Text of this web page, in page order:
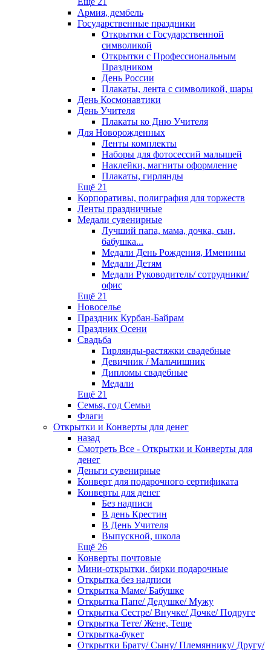
Армия, дембель
Государственные праздники
Открытки с Государственной
символикой
Открытки с Профессиональным
Праздником
День России
Плакаты, лента с символикой, шары
День Космонавтики
День Учителя
Плакаты ко Дню Учителя
Для Новорожденных
Ленты комплекты
Наборы для фотосессий малышей
Наклейки, магниты оформление
Плакаты, гирлянды
Ещё 21
Корпоративы, полиграфия для торжеств
Ленты праздничные
Медали сувенирные
Лучший папа, мама, дочка, сын,
бабушка...
Медали День Рождения, Именины
Медали Детям
Медали Руководитель/ сотрудники/
офис
Ещё 21
Новоселье
Праздник Курбан-Байрам
Праздник Осени
Свадьба
Гирлянды-растяжки свадебные
Девичник / Мальчишник
Дипломы свадебные
Медали
Ещё 21
Семья, год Семьи
Флаги
Открытки и Конверты для денег
назад
Смотреть Все - Открытки и Конверты для
денег
Деньги сувенирные
Конверт для подарочного сертификата
Конверты для денег
Без надписи
В день Крестин
В День Учителя
Выпускной, школа
Ещё 26
Конверты почтовые
Мини-открытки, бирки подарочные
Открытка без надписи
Открытка Маме/ Бабушке
Открытка Папе/ Дедушке/ Мужу
Открытка Сестре/ Внучке/ Дочке/ Подруге
Открытка Тете/ Жене, Теще
Открытка-букет
Открытки Брату/ Сыну/ Племяннику/ Другу/